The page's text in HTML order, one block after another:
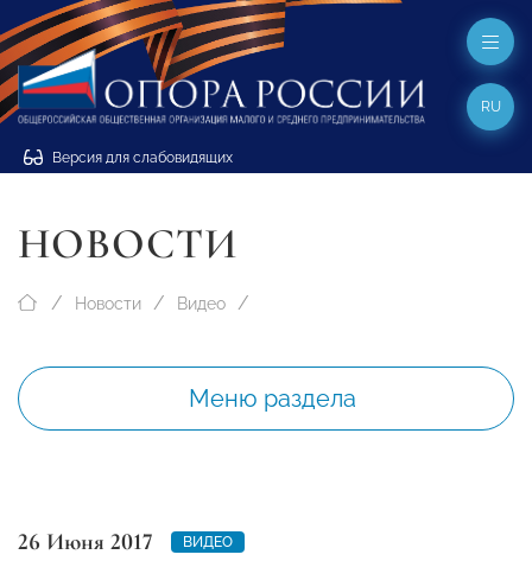
Версия для слабовидящих
RU
НОВОСТИ
Новости Видео
Меню раздела
26 Июня 2017 ВИДЕО